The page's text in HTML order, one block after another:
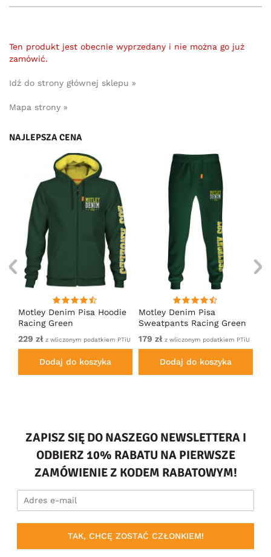
Ten produkt jest obecnie wyprzedany i nie można go już
zamówić.
Idź do strony głównej sklepu »
Mapa strony »
NAJLEPSZA CENA
Motley Denim Pisa Hoodie
Racing Green
229 zł z wliczonym podatkiem PTiU
Dodaj do koszyka
Motley Denim Pisa
Sweatpants Racing Green
179 zł z wliczonym podatkiem PTiU
Dodaj do koszyka
ZAPISZ SIĘ DO NASZEGO NEWSLETTERA I
ODBIERZ 10% RABATU NA PIERWSZE
ZAMÓWIENIE Z KODEM RABATOWYM!
TAK, CHCĘ ZOSTAĆ CZŁONKIEM!